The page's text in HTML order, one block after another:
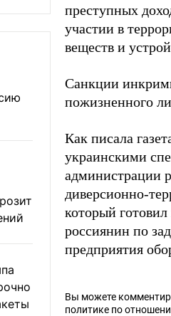
преступных
участии в
веществ и
Санкции
пожизненного
Как писала
украинскими
администрации
диверсионно-
который
россиянин по
предприятия
Вы можете
политике по